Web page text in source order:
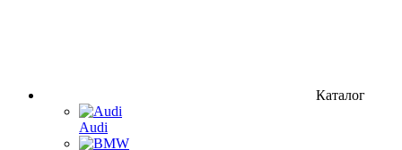
Каталог
Audi